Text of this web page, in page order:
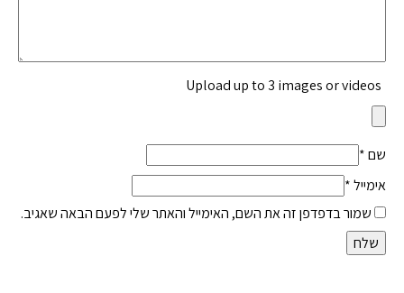
Upload up to 3 images or videos
שם*
אימייל*
שמור בדפדפן זה את השם, האימייל והאתר שלי לפעם הבאה שאגיב.